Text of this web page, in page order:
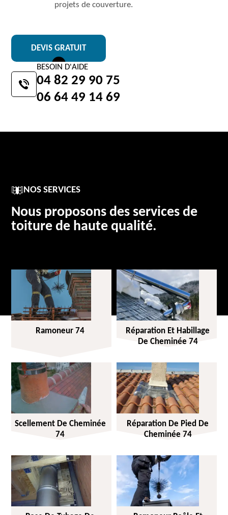
projets de couverture.
DEVIS GRATUIT
BESOIN D'AIDE
04 82 29 90 75
06 64 49 14 69
NOS SERVICES
Nous proposons des services de
toiture de haute qualité.
Ramoneur 74
Réparation Et Habillage
De Cheminée 74
Scellement De Cheminée
74
Réparation De Pied De
Cheminée 74